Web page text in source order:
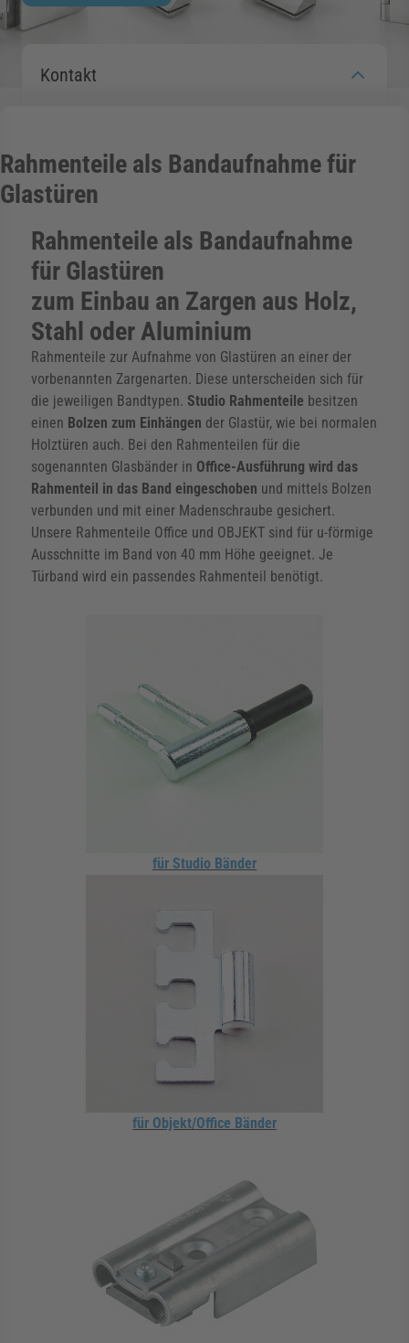
für Kategorie Zargen anzeigen
für Kategorie Angebote anzeigen
Kontakt
Rahmenteile als Bandaufnahme für
Glastüren
Rahmenteile als Bandaufnahme
für Glastüren
zum Einbau an Zargen aus Holz,
Stahl oder Aluminium
Rahmenteile zur Aufnahme von Glastüren an einer der
vorbenannten Zargenarten. Diese unterscheiden sich für
die jeweiligen Bandtypen. Studio Rahmenteile besitzen
einen Bolzen zum Einhängen der Glastür, wie bei normalen
Holztüren auch. Bei den Rahmenteilen für die
sogenannten Glasbänder in Office-Ausführung wird das
Rahmenteil in das Band eingeschoben und mittels Bolzen
verbunden und mit einer Madenschraube gesichert.
Unsere Rahmenteile Office und OBJEKT sind für u-förmige
Ausschnitte im Band von 40 mm Höhe geeignet. Je
Türband wird ein passendes Rahmenteil benötigt.
für Studio Bänder
für Objekt/Office Bänder